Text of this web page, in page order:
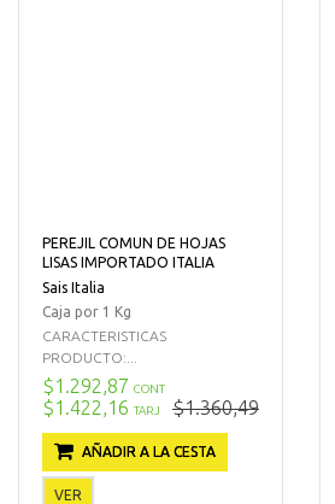
PEREJIL COMUN DE HOJAS
LISAS IMPORTADO ITALIA
Sais Italia
Caja por 1 Kg
CARACTERISTICAS
PRODUCTO:...
$1.292,87 CONT
$1.422,16 TARJ $1.360,49
AÑADIR A LA CESTA
VER